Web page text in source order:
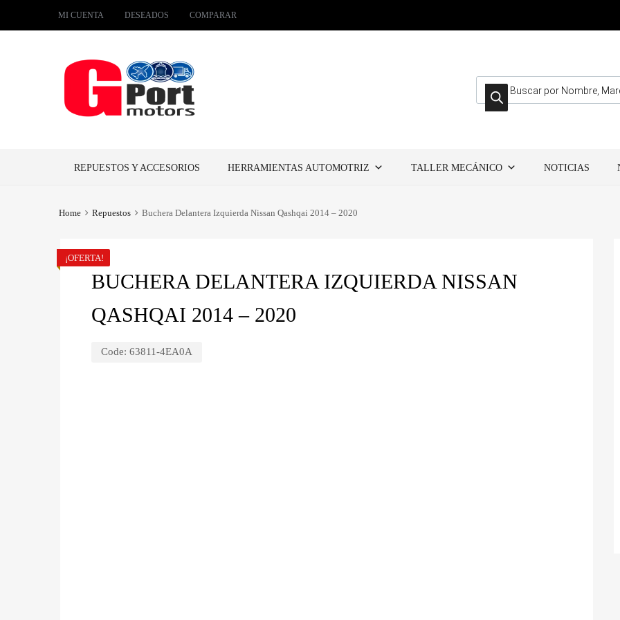
MI CUENTA DESEADOS COMPARAR
Búsqueda de productos
REPUESTOS Y ACCESORIOS HERRAMIENTAS AUTOMOTRIZ TALLER MECÁNICO NOTICIAS
Home Repuestos Buchera Delantera Izquierda Nissan Qashqai 2014 – 2020
BUCHERA DELANTERA IZQUIERDA NISSAN
QASHQAI 2014 – 2020
Code: 63811-4EA0A
¡OFERTA!